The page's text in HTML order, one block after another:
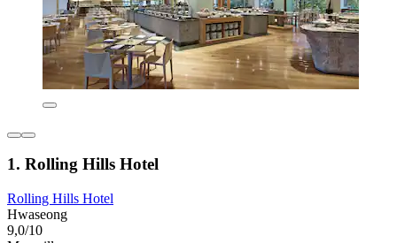
1. Rolling Hills Hotel
Rolling Hills Hotel
Hwaseong
9,0/10